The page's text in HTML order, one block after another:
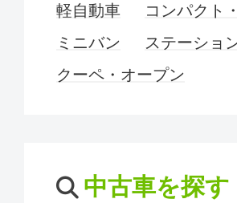
軽自動車
コンパクト
ミニバン
ステーショ
クーペ・オープン
中古車を探す